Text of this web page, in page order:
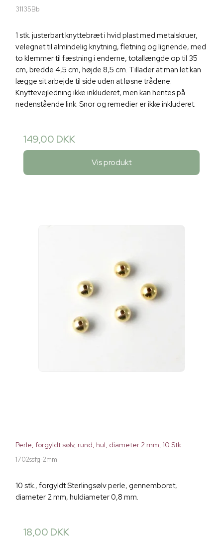
31135Bb
1 stk. justerbart knyttebræt i hvid plast med metalskruer,
velegnet til almindelig knytning, fletning og lignende, med
to klemmer til fæstning i enderne, totallængde op til 35
cm, bredde 4,5 cm, højde 8,5 cm. Tillader at man let kan
lægge sit arbejde til side uden at løsne trådene.
Knyttevejledning ikke inkluderet, men kan hentes på
nedenstående link. Snor og remedier er ikke inkluderet.
149,00 DKK
Vis produkt
Perle, forgyldt sølv, rund, hul, diameter 2 mm, 10 Stk.
1702ssfg-2mm
10 stk., forgyldt Sterlingsølv perle, gennemboret,
diameter 2 mm, huldiameter 0,8 mm.
18,00 DKK